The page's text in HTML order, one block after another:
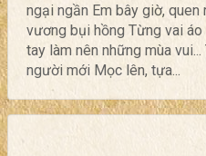
ngại ngần Em bây giờ,
vương bụi hồng Từng vai
tay làm nên những mùa
người mới Mọc lên, tựa...